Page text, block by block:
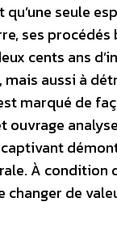
seule
ses
cents ans
aussi à
marqué de
ouvrage
À condition
de